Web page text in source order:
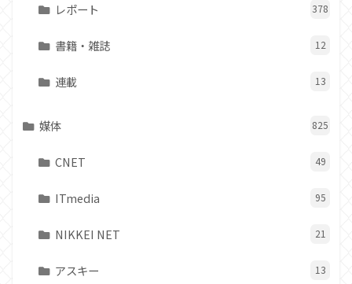
レポート 378
書籍・雑誌 12
連載 13
媒体 825
CNET 49
ITmedia 95
NIKKEI NET 21
アスキー 13